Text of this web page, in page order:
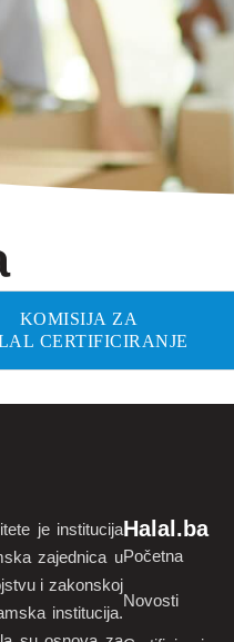
KOMISIJA ZA
CERTIFICIRANJE
je institucija
zajednica u
i zakonskoj
institucija.
Halal.ba
Početna
Novosti